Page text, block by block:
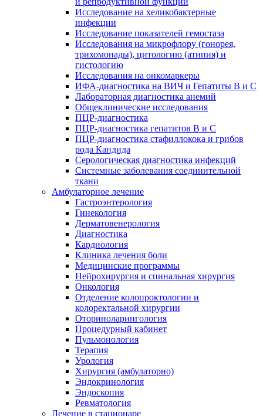
Исследование на хеликобактерные
инфекции
Исследование показателей гемостаза
Исследования на микрофлору (гонорея,
трихомонады), цитологию (атипия) и
гистологию
Исследования на онкомаркеры
ИФА-диагностика на ВИЧ и Гепатиты B и C
Лабораторная диагностика анемий
Общеклинические исследования
ПЦР-диагностика
ПЦР-диагностика гепатитов B и C
ПЦР-диагностика стафиллокока и грибов
рода Кандида
Серологическая диагностика инфекций
Системные заболевания соединительной
ткани
Амбулаторное лечение
Гастроэнтерология
Гинекология
Дерматовенерология
Диагностика
Кардиология
Клиника лечения боли
Медицинские программы
Нейрохирургия и спинальная хирургия
Онкология
Отделение колопроктологии и
колоректальной хирургии
Оториноларингология
Процедурный кабинет
Пульмонология
Терапия
Урология
Хирургия (амбулаторно)
Эндокринология
Эндоскопия
Ревматология
Лечение в стационаре